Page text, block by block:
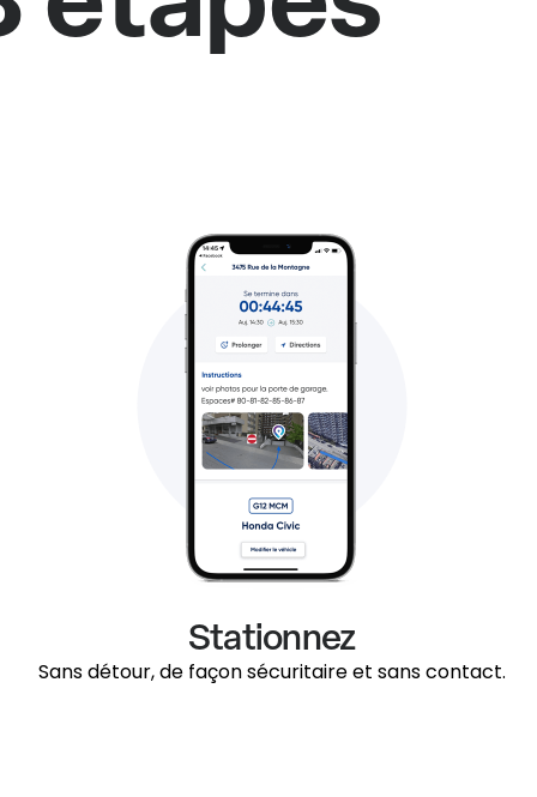
Stationnez
Sans détour, de façon sécuritaire et sans contact.